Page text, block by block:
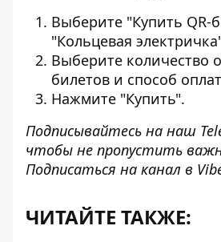
Выберите "Купить QR-
"Кольцевая
Выберите количество
билетов и способ
Нажмите "Купить".
Подписывайтесь на наш
чтобы не пропустить
Подписаться на канал в
ЧИТАЙТЕ ТАКЖЕ: